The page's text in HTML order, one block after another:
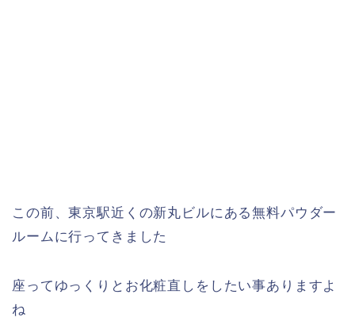
この前、東京駅近くの新丸ビルにある無料パウダー
ルームに行ってきました
座ってゆっくりとお化粧直しをしたい事ありますよ
ね